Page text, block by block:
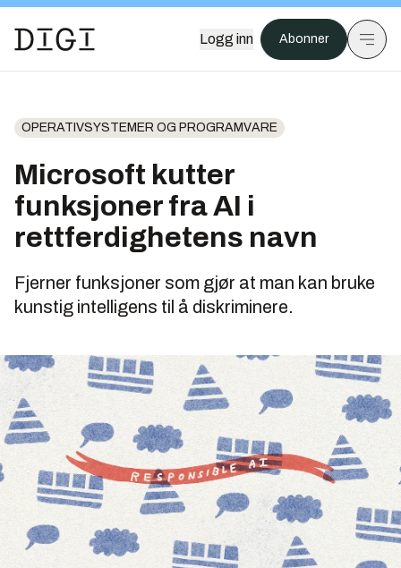
Logg inn Abonner
OPERATIVSYSTEMER OG PROGRAMVARE
Microsoft kutter
funksjoner fra AI i
rettferdighetens navn
Fjerner funksjoner som gjør at man kan bruke
kunstig intelligens til å diskriminere.